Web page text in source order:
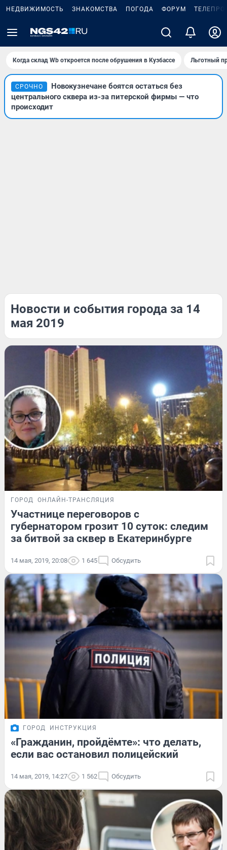
НЕДВИЖИМОСТЬ ЗНАКОМСТВА ПОГОДА ФОРУМ
Когда склад Wb откроется после обрушения в Кузбассе Льготный
СРОЧНО
Новокузнечане боятся остаться без
центрального сквера из-за питерской фирмы — что
происходит
Новости и события города за 14
мая 2019
ГОРОД ОНЛАЙН-ТРАНСЛЯЦИЯ
Участнице переговоров с
губернатором грозит 10 суток: следим
за битвой за сквер в Екатеринбурге
14 мая, 2019, 20:08 1 645 Обсудить
ГОРОД ИНСТРУКЦИЯ
«Гражданин, пройдёмте»: что делать,
если вас остановил полицейский
14 мая, 2019, 14:27 1 562 Обсудить